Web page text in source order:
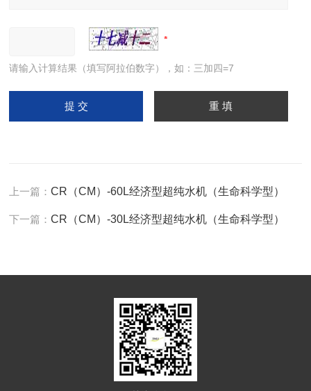
请输入计算结果（填写阿拉伯数字），如：三加四=7
上一篇：CR（CM）-60L经济型超纯水机（生命科学型）
下一篇：CR（CM）-30L经济型超纯水机（生命科学型）